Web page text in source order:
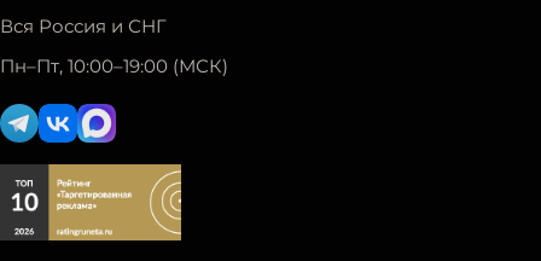
Вся Россия и СНГ
Пн–Пт, 10:00–19:00 (МСК)